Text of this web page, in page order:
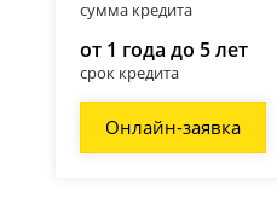
сумма кредита
от 1 года до 5 лет
срок кредита
Онлайн-заявка